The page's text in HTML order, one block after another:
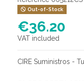
Out-of-Stock
€36.20
VAT included
CIRE Suministros -